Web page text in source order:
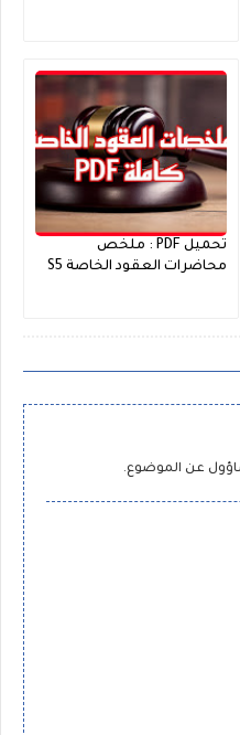
تحميل PDF : ملخص
محاضرات العقود الخاصة S5
عن الموضوع.